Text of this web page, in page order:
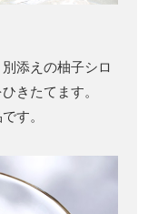
添えの柚子シロ
きたてます。
す。